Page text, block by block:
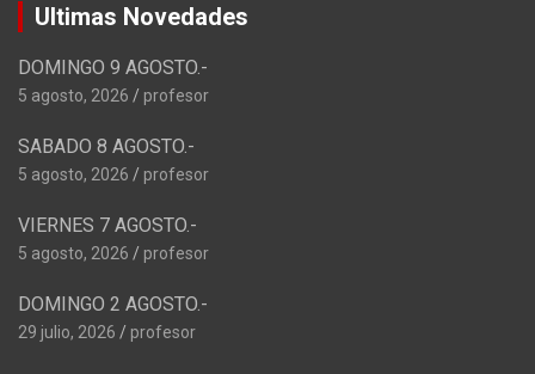
Ultimas Novedades
DOMINGO 9 AGOSTO.-
5 agosto, 2026 profesor
SABADO 8 AGOSTO.-
5 agosto, 2026 profesor
VIERNES 7 AGOSTO.-
5 agosto, 2026 profesor
DOMINGO 2 AGOSTO.-
29 julio, 2026 profesor